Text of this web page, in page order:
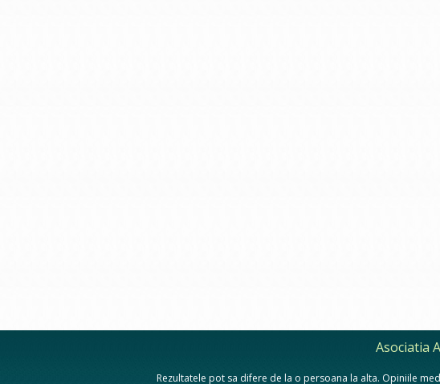
Asociatia
Rezultatele pot sa difere de la o persoana la alta. Opiniile